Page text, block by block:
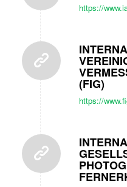
https://
(FIG)
https://